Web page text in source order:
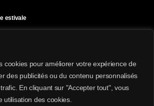
cookies pour améliorer votre expérience de
des publicités ou du contenu personnalisés
En cliquant sur "Accepter tout", vous
utilisation des cookies.
estivale
– mardi 28 juillet